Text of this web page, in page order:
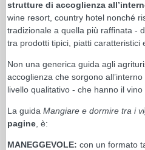
strutture di accoglienza
wine resort, country hotel nonché
tradizionale a quella più raffinata -
tra prodotti tipici, piatti caratteristici
Non una generica guida agli
accoglienza che sorgono
livello qualitativo - che hanno il
La guida Mangiare e dormire tra i
pagine , è:
MANEGGEVOLE: con un formato